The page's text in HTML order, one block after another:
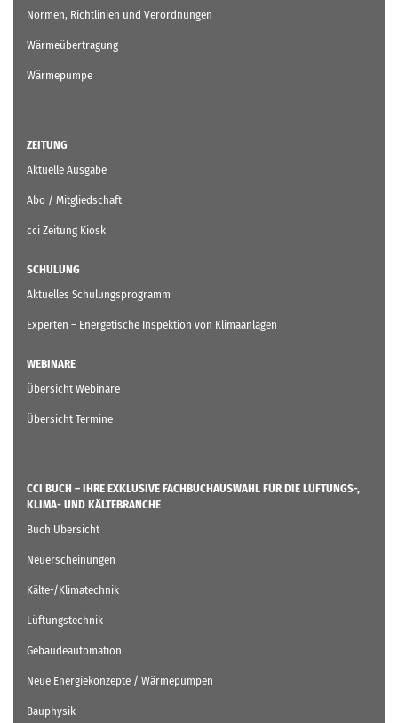
Normen, Richtlinien und Verordnungen
Wärmeübertragung
Wärmepumpe
ZEITUNG
Aktuelle Ausgabe
Abo / Mitgliedschaft
cci Zeitung Kiosk
SCHULUNG
Aktuelles Schulungsprogramm
Experten – Energetische Inspektion von Klimaanlagen
WEBINARE
Übersicht Webinare
Übersicht Termine
CCI BUCH – IHRE EXKLUSIVE FACHBUCHAUSWAHL FÜR DIE LÜFTUNGS-,
KLIMA- UND KÄLTEBRANCHE
Buch Übersicht
Neuerscheinungen
Kälte-/Klimatechnik
Lüftungstechnik
Gebäudeautomation
Neue Energiekonzepte / Wärmepumpen
Bauphysik